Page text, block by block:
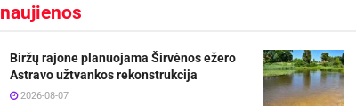
naujienos
Biržų rajone planuojama Širvėnos ežero
Astravo užtvankos rekonstrukcija
2026-08-07